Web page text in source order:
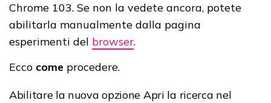
Chrome 103. Se non la vedete ancora, potete
abilitarla manualmente dalla pagina
esperimenti del browser.
Ecco come procedere.
Abilitare la nuova opzione Apri la ricerca nel